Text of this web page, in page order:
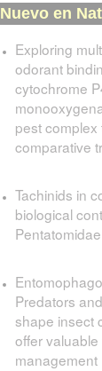
Nuevo en
Exploring
odorant
cytochrome
pest complex
comparative
Tachinids in
biological
Pentatomidae
Predators
shape insect
offer
management